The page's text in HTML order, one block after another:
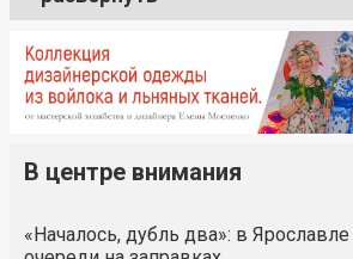
В центре внимания
«Началось, дубль два»: в